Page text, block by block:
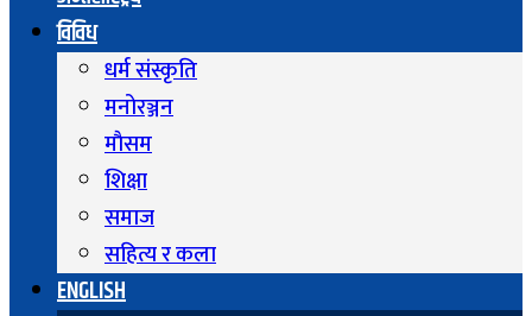
विविध
धर्म संस्कृति
मनोरञ्जन
माैसम
शिक्षा
समाज
सहित्य र कला
ENGLISH